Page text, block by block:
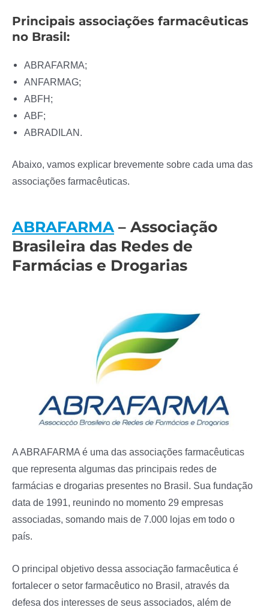
Principais associações farmacêuticas
no Brasil:
ABRAFARMA;
ANFARMAG;
ABFH;
ABF;
ABRADILAN.
Abaixo, vamos explicar brevemente sobre cada uma das
associações farmacêuticas.
ABRAFARMA– Associação
Brasileira das Redes de
Farmácias e Drogarias
A ABRAFARMA é uma das associações farmacêuticas
que representa algumas das principais redes de
farmácias e drogarias presentes no Brasil. Sua fundação
data de 1991, reunindo no momento 29 empresas
associadas, somando mais de 7.000 lojas em todo o
país.
O principal objetivo dessa associação farmacêutica é
fortalecer o setor farmacêutico no Brasil, através da
defesa dos interesses de seus associados, além de